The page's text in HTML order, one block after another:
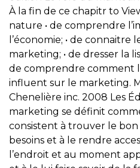
À la fin de ce chapitr to
nature • de comprendre
l’économie; • de connaitre
marketing; • de dresser la
de comprendre comment
influent sur le marketing.
Chenelière inc. 2008 Les
marketing se définit
consistent à trouver le
besoins et à le rendre
l’endroit et au moment